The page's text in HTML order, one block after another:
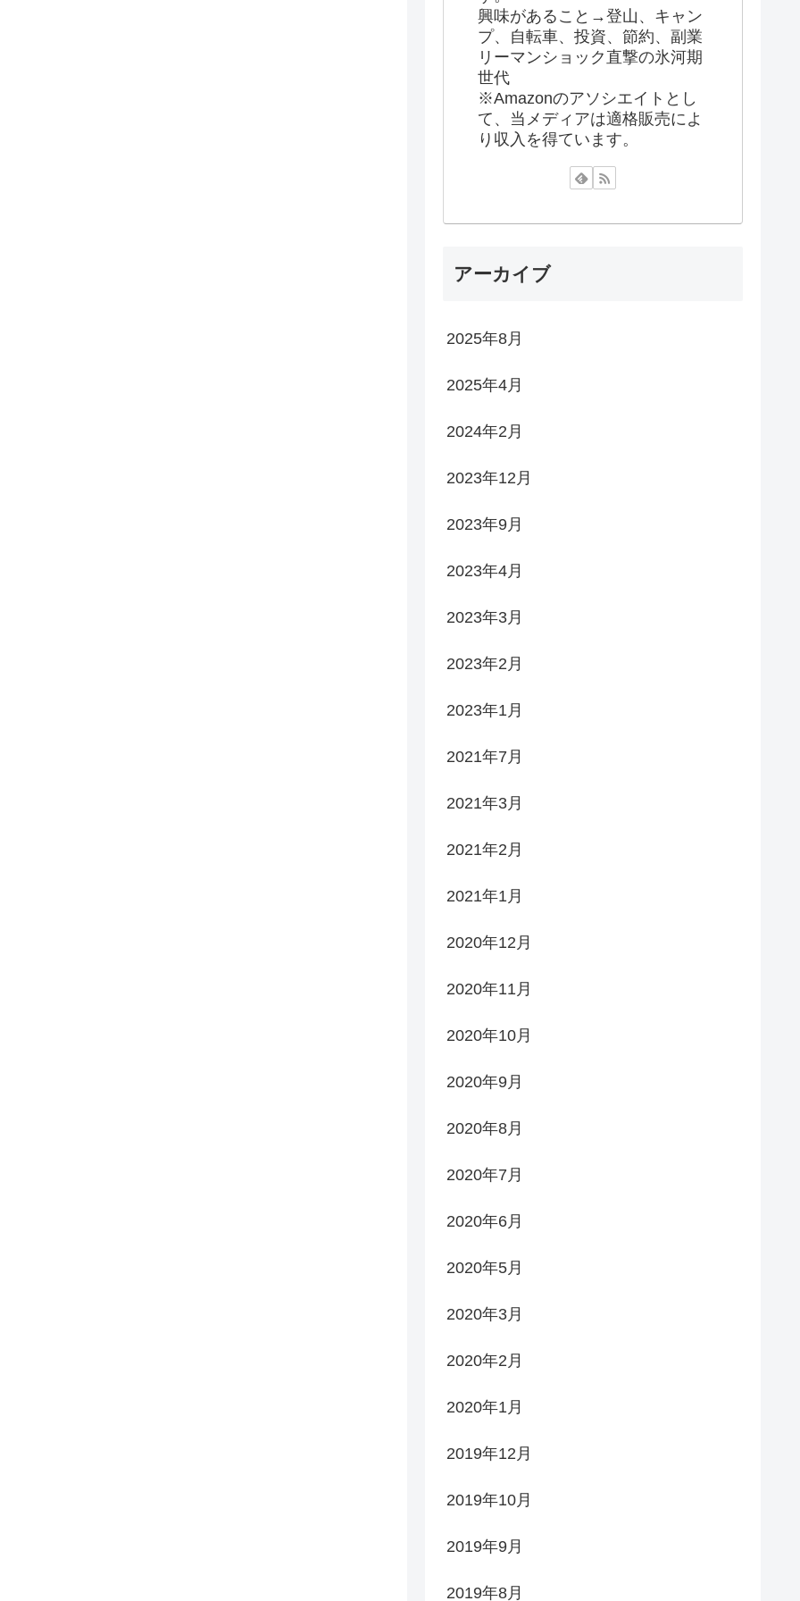
興味があること→登山、キャン
プ、自転車、投資、節約、副業
リーマンショック直撃の氷河期
世代
※Amazonのアソシエイトとし
て、当メディアは適格販売によ
り収入を得ています。
アーカイブ
2025年8月
2025年4月
2024年2月
2023年12月
2023年9月
2023年4月
2023年3月
2023年2月
2023年1月
2021年7月
2021年3月
2021年2月
2021年1月
2020年12月
2020年11月
2020年10月
2020年9月
2020年8月
2020年7月
2020年6月
2020年5月
2020年3月
2020年2月
2020年1月
2019年12月
2019年10月
2019年9月
2019年8月